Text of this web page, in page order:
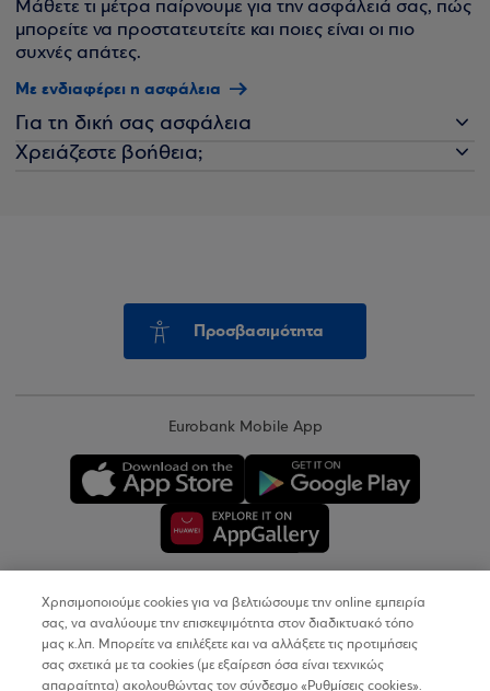
Μάθετε τι μέτρα παίρνουμε για την ασφάλειά σας, πώς
μπορείτε να προστατευτείτε και ποιες είναι οι πιο
συχνές απάτες.
Με ενδιαφέρει η ασφάλεια
Για τη δική σας ασφάλεια
Χρειάζεστε βοήθεια;
Προσβασιμότητα
Eurobank Mobile App
Copyright © 2026
Όροι Χρήσης
Χρησιμοποιούμε cookies για να βελτιώσουμε την online εμπειρία
σας, να αναλύουμε την επισκεψιμότητα στον διαδικτυακό τόπο
μας κ.λπ. Μπορείτε να επιλέξετε και να αλλάξετε τις προτιμήσεις
σας σχετικά με τα cookies (με εξαίρεση όσα είναι τεχνικώς
απαραίτητα) ακολουθώντας τον σύνδεσμο «Ρυθμίσεις cookies».